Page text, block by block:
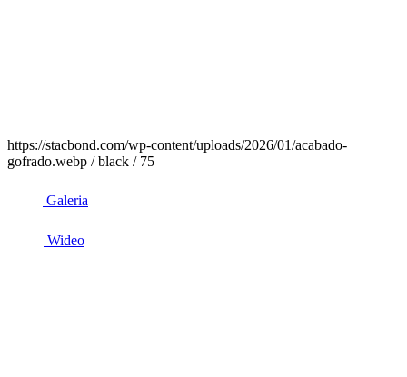
https://stacbond.com/wp-content/uploads/2026/01/acabado-
gofrado.webp / black / 75
Galeria
Wideo